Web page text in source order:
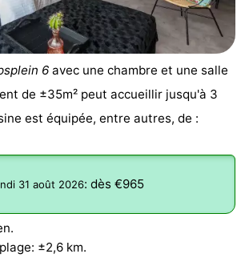
6 avec une chambre et une salle
de ±35m² peut accueillir jusqu'à 3
est équipée, entre autres, de :
31 août 2026: dès €965
±2,6 km.